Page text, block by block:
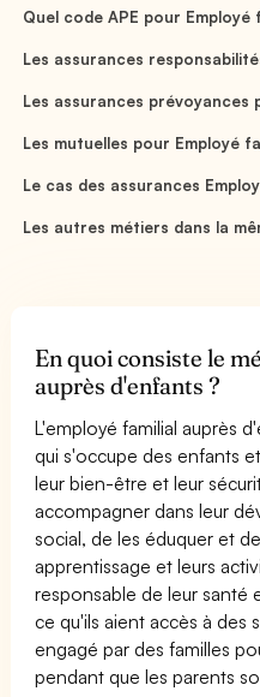
Quel code APE pour Employé
Les assurances
Les assurances prévoyances
Les mutuelles pour Employé
Le cas des assurances
Les autres métiers dans la
En quoi consiste le
auprès d'enfants ?
L'employé familial auprès
qui s'occupe des enfants
leur bien-être et leur
accompagner dans leur
social, de les éduquer et
apprentissage et leurs
responsable de leur santé
ce qu'ils aient accès à des
engagé par des familles
pendant que les parents